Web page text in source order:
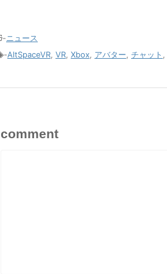
-ニュース
-AltSpaceVR VR Xbox アバター チャット
comment